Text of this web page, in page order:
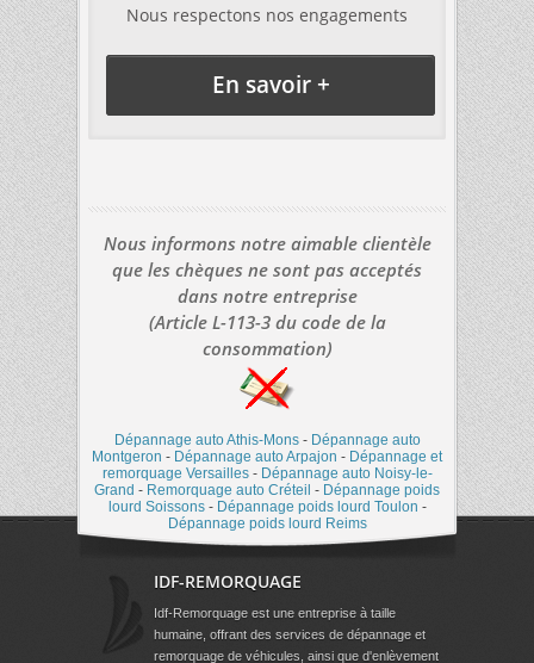
Nous respectons nos engagements
En savoir +
Nous informons notre aimable clientèle
que les chèques ne sont pas acceptés
dans notre entreprise
(Article L-113-3 du code de la
consommation)
Dépannage auto Athis-Mons- Dépannage auto
Montgeron - Dépannage auto Arpajon - Dépannage et
remorquage Versailles- Dépannage auto Noisy-le-
Grand - Remorquage auto Créteil - Dépannage poids
lourd Soissons- Dépannage poids lourd Toulon -
Dépannage poids lourd Reims
IDF-REMORQUAGE
Idf-Remorquage est une entreprise à taille
humaine, offrant des services de dépannage et
remorquage de véhicules, ainsi que d'enlèvement